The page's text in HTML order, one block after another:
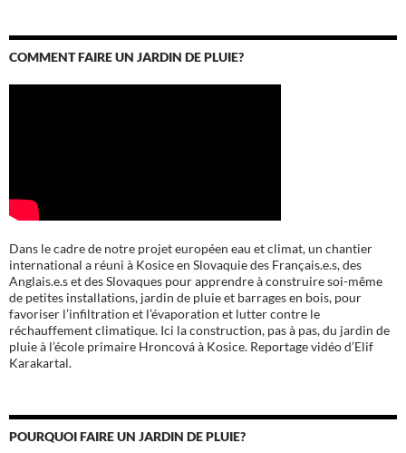
COMMENT FAIRE UN JARDIN DE PLUIE?
Dans le cadre de notre projet européen eau et climat, un chantier
international a réuni à Kosice en Slovaquie des Français.e.s, des
Anglais.e.s et des Slovaques pour apprendre à construire soi-même
de petites installations, jardin de pluie et barrages en bois, pour
favoriser l’infiltration et l’évaporation et lutter contre le
réchauffement climatique. Ici la construction, pas à pas, du jardin de
pluie à l’école primaire Hroncová à Kosice. Reportage vidéo d’Elif
Karakartal.
POURQUOI FAIRE UN JARDIN DE PLUIE?